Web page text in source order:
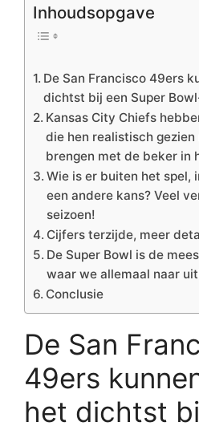
Inhoudsopgave
De San Francisco 49ers
dichtst bij een Super
Kansas City Chiefs
die hen realistisch
brengen met de beker in
Wie is er buiten het spel,
een andere kans? Veel
seizoen!
Cijfers terzijde, meer
De Super Bowl is de
waar we allemaal naar
Conclusie
De San
49ers
het dichtst